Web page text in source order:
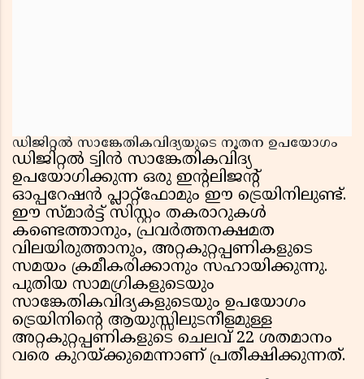
ഡിജിറ്റൽ സാങ്കേതികവിദ്യയുടെ നൂതന ഉപയോഗം
ഡിജിറ്റൽ ട്വിൻ സാങ്കേതികവിദ്യ
ഉപയോഗിക്കുന്ന ഒരു ഇന്റലിജന്റ്
ഓപ്പറേഷൻ പ്ലാറ്റ്‌ഫോമും ഈ ട്രെയിനിലുണ്ട്.
ഈ സ്മാർട്ട് സിസ്റ്റം തകരാറുകൾ
കണ്ടെത്താനും, പ്രവർത്തനക്ഷമത
വിലയിരുത്താനും, അറ്റകുറ്റപ്പണികളുടെ
സമയം ക്രമീകരിക്കാനും സഹായിക്കുന്നു.
പുതിയ സാമഗ്രികളുടെയും
സാങ്കേതികവിദ്യകളുടെയും ഉപയോഗം
ട്രെയിനിന്റെ ആയുസ്സിലുടനീളമുള്ള
അറ്റകുറ്റപ്പണികളുടെ ചെലവ് 22 ശതമാനം
വരെ കുറയ്ക്കുമെന്നാണ് പ്രതീക്ഷിക്കുന്നത്.